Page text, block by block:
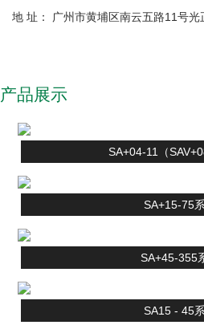
地 址： 广州市黄埔区南云五路11号
产品展示
SA+04-11（
SA+15-75
SA+45-355
SA15 - 45